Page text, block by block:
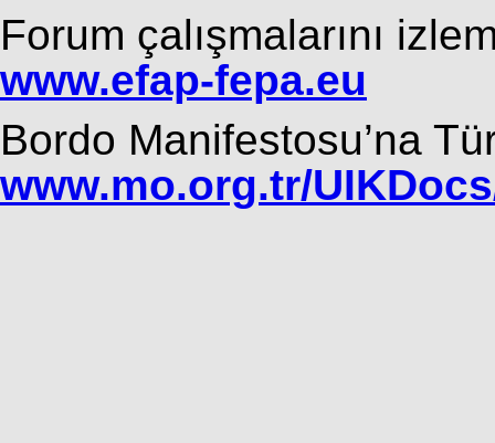
Forum çalışmalarını
www.efap-fepa.eu
Bordo Manifestosu’na
www.mo.org.tr/